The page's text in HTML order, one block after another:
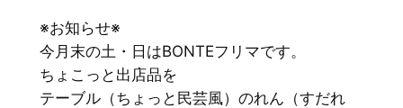
※お知らせ※
今月末の土・日はBONTEフリマです。
ちょこっと出店品を
テーブル（ちょっと民芸風）のれん（すだれ